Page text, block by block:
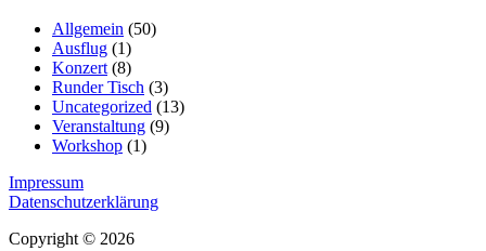
Allgemein (50)
Ausflug (1)
Konzert (8)
Runder Tisch (3)
Uncategorized (13)
Veranstaltung (9)
Workshop (1)
Impressum
Datenschutzerklärung
Copyright © 2026